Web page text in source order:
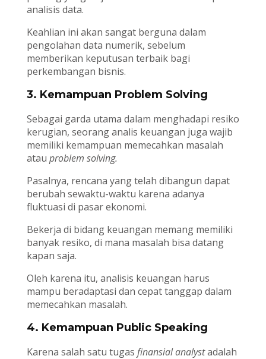
analisis data.
Keahlian ini akan sangat berguna dalam
pengolahan data numerik, sebelum
memberikan keputusan terbaik bagi
perkembangan bisnis.
3. Kemampuan Problem Solving
Sebagai garda utama dalam menghadapi resiko
kerugian, seorang analis keuangan juga wajib
memiliki kemampuan memecahkan masalah
atau problem solving.
Pasalnya, rencana yang telah dibangun dapat
berubah sewaktu-waktu karena adanya
fluktuasi di pasar ekonomi.
Bekerja di bidang keuangan memang memiliki
banyak resiko, di mana masalah bisa datang
kapan saja.
Oleh karena itu, analisis keuangan harus
mampu beradaptasi dan cepat tanggap dalam
memecahkan masalah.
4. Kemampuan Public Speaking
Karena salah satu tugas finansial analystadalah